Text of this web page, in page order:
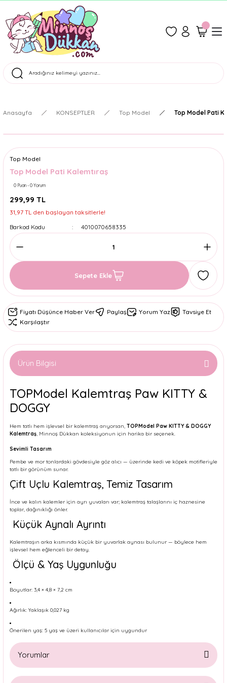
1500 TL Üzeri Ücretsiz Kargo
Tüm Siparişler Aynı Gün Kargoda!
Türkiye'nin En Eğlenceli Kırtasiyesi!
Anasayfa KONSEPTLER Top Model Top Model Pati
Top Model
Top Model Pati Kalemtıraş
0 Puan - 0 Yorum
299,99 TL
31,97 TL den başlayan taksitlerle!
Barkod Kodu
4010070658335
Sepete Ekle
Fiyatı Düşünce Haber Ver Paylaş Yorum Yaz
Tavsiye Et
Karşılaştır
Ürün Bilgisi
TOPModel Kalemtraş Paw KITTY &
DOGGY
Hem tatlı hem işlevsel bir kalemtraş arıyorsan, TOPModel Paw KITTY & DOGGY
Kalemtraş, Minnoş Dükkan koleksiyonun için harika bir seçenek.
Sevimli Tasarım
Pembe ve mor tonlardaki gövdesiyle göz alıcı — üzerinde kedi ve köpek motifleriyle
tatlı bir görünüm sunar.
Çift Uçlu Kalemtraş, Temiz Tasarım
İnce ve kalın kalemler için ayrı yuvaları var; kalemtraş talaşlarını iç haznesine
toplar, dağınıklığı önler.
Küçük Aynalı Ayrıntı
Kalemtraşın arka kısmında küçük bir yuvarlak aynası bulunur — böylece hem
işlevsel hem eğlenceli bir detay.
Ölçü & Yaş Uygunluğu
Boyutlar: 3,4 × 4,8 × 7,2 cm
Ağırlık: Yaklaşık 0,027 kg
Önerilen yaş: 5 yaş ve üzeri kullanıcılar için uygundur
Yorumlar